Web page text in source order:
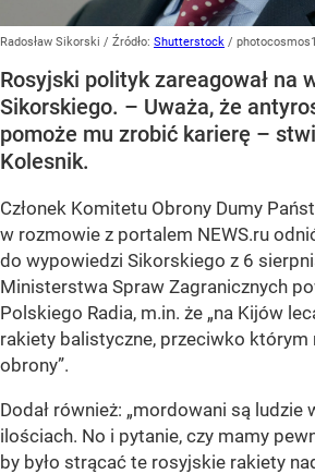
Radosław Sikorski / Źródło: Shutterstock / photocosmos1
Rosyjski polityk zareagował na
Sikorskiego. – Uważa, że
pomoże mu zrobić karierę –
Kolesnik.
Członek Komitetu Obrony Dumy
w rozmowie z portalem NEWS.ru
do wypowiedzi Sikorskiego z 6
Ministerstwa Spraw Zagranicznych
Polskiego Radia, m.in. że „na Kijów
rakiety balistyczne, przeciwko którym
obrony”.
Dodał również: „mordowani są ludzie
ilościach. No i pytanie, czy mamy
by było strącać te rosyjskie rakiety